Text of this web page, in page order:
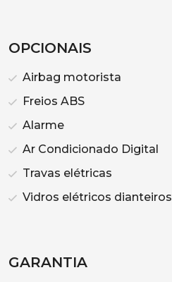
OPCIONAIS
Airbag motorista
Freios ABS
Alarme
Ar Condicionado Digital
Travas elétricas
Vidros elétricos dianteiros
GARANTIA